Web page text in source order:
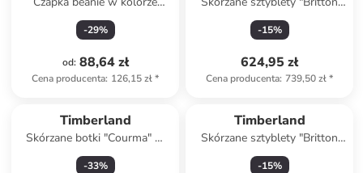
pomarańczowym
-29%
od: 88,64 zł
Cena producenta: 126,15 zł*
Road Mid" w kolorze
jasnobrązowym
-15%
624,95 zł
Cena producenta: 739,50 zł*
Timberland
Skórzane botki "Courma" w
kolorze jasnobrązowym
-33%
Timberland
Skórzane sztyblety "Britton
Road Mid"
-15%